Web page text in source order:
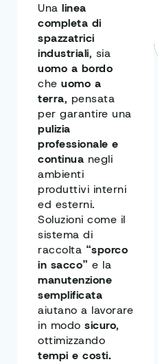
Una linea
completa di
spazzatrici
industriali, sia
uomo a bordo
che uomo a
terra, pensata
per garantire una
pulizia
professionale e
continua negli
ambienti
produttivi interni
ed esterni.
Soluzioni come il
sistema di
raccolta “sporco
in sacco” e la
manutenzione
semplificata
aiutano a lavorare
in modo sicuro,
ottimizzando
tempi e costi.